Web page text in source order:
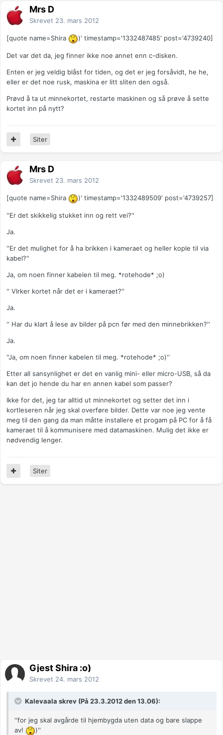
Mrs D
Skrevet 23. mars 2012
[quote name=Shira )' timestamp='1332487485' post='4739240]
Det var det da, jeg finner ikke noe annet enn c-disken.
Enten er jeg veldig blåst for tiden, og det er jeg forsåvidt, he he,
eller er det noe rusk, maskina er litt sliten den også.
Prøvd å ta ut minnekortet, restarte maskinen og så prøve å sette
kortet inn på nytt?
Siter
Mrs D
Skrevet 23. mars 2012
[quote name=Shira )' timestamp='1332489509' post='4739257]
''Er det skikkelig stukket inn og rett vei?''
Ja.
''Er det mulighet for å ha brikken i kameraet og heller kople til via
kabel?''
Ja, om noen finner kabelen til meg. *rotehode* ;o)
'' VIrker kortet når det er i kameraet?''
Ja.
'' Har du klart å lese av bilder på pcn før med den minnebrikken?''
Ja.
''Ja, om noen finner kabelen til meg. *rotehode* ;o)''
Etter all sansynlighet er det en vanlig mini- eller micro-USB, så da
kan det jo hende du har en annen kabel som passer?
Ikke for det, jeg tar alltid ut minnekortet og setter det inn i
kortleseren når jeg skal overføre bilder. Dette var noe jeg vente
meg til den gang da man måtte installere et progam på PC for å få
kameraet til å kommunisere med datamaskinen. Mulig det ikke er
nødvendig lenger.
Siter
Gjest Shira :o)
Skrevet 24. mars 2012
Kalevaala skrev (På 23.3.2012 den 13.06):
''for jeg skal avgårde til hjembygda uten data og bare slappe
av!
)''